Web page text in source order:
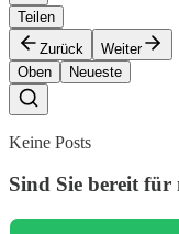
Teilen
Zurück
Weiter
Oben
Neueste
Keine Posts
Sind Sie bereit für